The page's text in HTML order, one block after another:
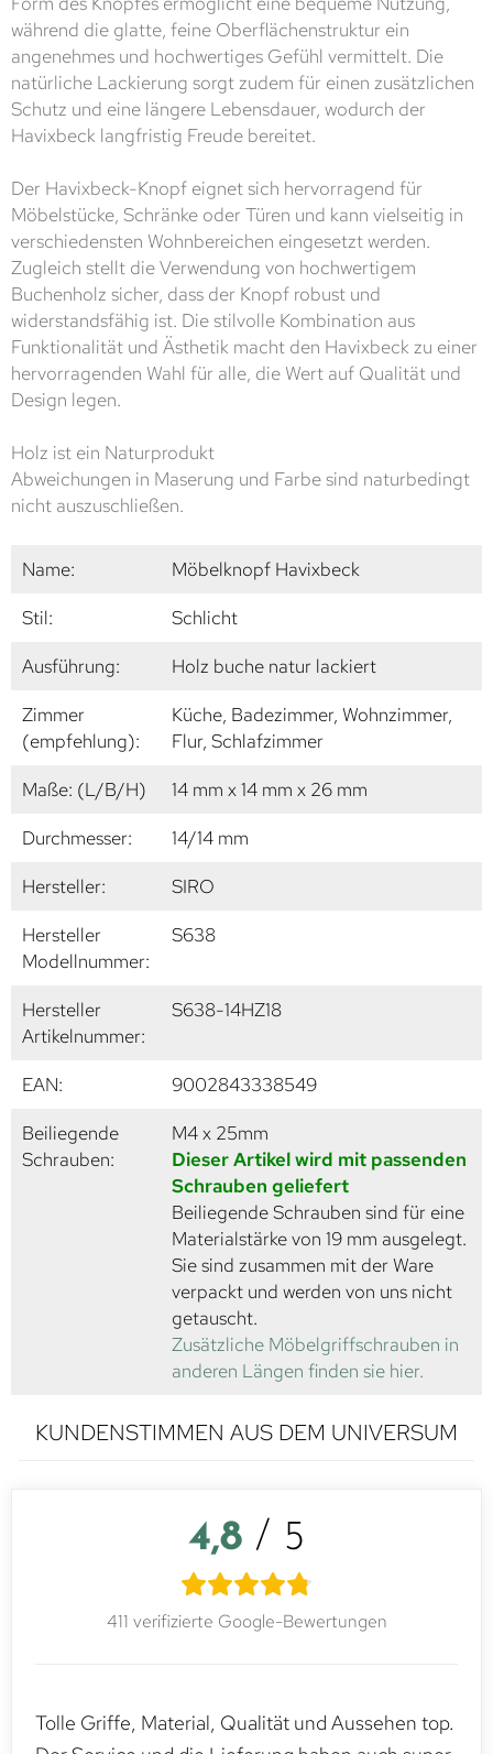
während die glatte, feine Oberflächenstruktur ein
angenehmes und hochwertiges Gefühl vermittelt. Die
natürliche Lackierung sorgt zudem für einen zusätzlichen
Schutz und eine längere Lebensdauer, wodurch der
Havixbeck langfristig Freude bereitet.
Der Havixbeck-Knopf eignet sich hervorragend für
Möbelstücke, Schränke oder Türen und kann vielseitig in
verschiedensten Wohnbereichen eingesetzt werden.
Zugleich stellt die Verwendung von hochwertigem
Buchenholz sicher, dass der Knopf robust und
widerstandsfähig ist. Die stilvolle Kombination aus
Funktionalität und Ästhetik macht den Havixbeck zu einer
hervorragenden Wahl für alle, die Wert auf Qualität und
Design legen.
Holz ist ein Naturprodukt
Abweichungen in Maserung und Farbe sind naturbedingt
nicht auszuschließen.
Name:
Möbelknopf Havixbeck
Stil:
Schlicht
Ausführung:
Holz buche natur lackiert
Zimmer
(empfehlung):
Küche, Badezimmer, Wohnzimmer,
Flur, Schlafzimmer
Maße: (L/B/H)
14 mm x 14 mm x 26 mm
Durchmesser:
14/14 mm
Hersteller:
SIRO
Hersteller
Modellnummer:
S638
Hersteller
Artikelnummer:
S638-14HZ18
EAN:
9002843338549
Beiliegende
Schrauben:
M4 x 25mm
Dieser Artikel wird mit passenden
Schrauben geliefert
Beiliegende Schrauben sind für eine
Materialstärke von 19 mm ausgelegt.
Sie sind zusammen mit der Ware
verpackt und werden von uns nicht
getauscht.
Zusätzliche Möbelgriffschrauben in
anderen Längen finden sie hier.
KUNDENSTIMMEN AUS DEM UNIVERSUM
4,8 / 5
411 verifizierte Google-Bewertungen
Tolle Griffe, Material, Qualität und Aussehen top.